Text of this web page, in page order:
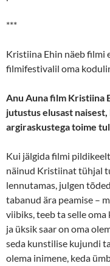
***
Kristiina Ehin näeb filmi
filmifestivalil oma
Anu Auna film Kristiina
jutustus elusast
argiraskustega toime
Kui jälgida filmi
näinud Kristiinat tühjal
lennutamas, julgen
tabanud ära peamise –
viibiks, teeb ta selle
ja üksik saar on oma
seda kunstilise kujundi
olema inimene, keda